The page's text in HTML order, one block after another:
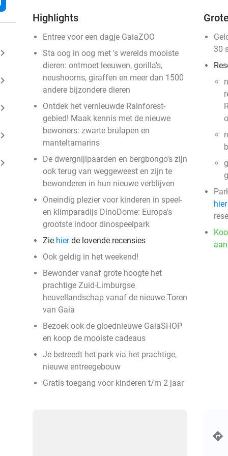
keyboard_arrow_right
keyboard_arrow_right
keyboard_arrow_right
keyboard_arrow_right
keyboard_arrow_right
Highlights
Entree voor een dagje GaiaZOO
Sta oog in oog met 's werelds mooiste
dieren: ontmoet leeuwen, gorilla's,
neushoorns, giraffen en meer dan 1500
andere bijzondere dieren
Ontdek het vernieuwde Rainforest-
gebied! Maak kennis met de nieuwe
bewoners: zwarte brulapen en
manteltamarins
De dwergnijlpaarden en bergbongo's zijn
ook terug van weggeweest en zijn te
bewonderen in hun nieuwe verblijven
Oneindig plezier voor kinderen in speel-
en klimparadijs DinoDome: Europa's
grootste indoor dinospeelpark
Zie hierde lovende recensies
Ook geldig in het weekend!
Bewonder vanaf grote hoogte het
prachtige Zuid-Limburgse
heuvellandschap vanaf de nieuwe Toren
van Gaia
Bezoek ook de gloednieuwe GaiaSHOP
en koop de mooiste cadeaus
Je betreedt het park via het prachtige,
nieuwe entreegebouw
Gratis toegang voor kinderen t/m 2 jaar
30
hier